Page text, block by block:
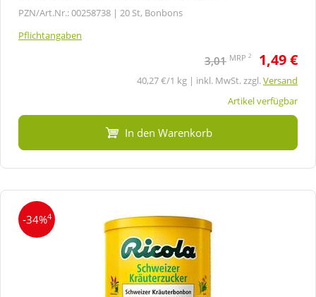
PZN/Art.Nr.: 00258738 | 20 St, Bonbons
Pflichtangaben
3,01 MRP 2 1,49 €
40,27 €/1 kg | inkl. MwSt. zzgl.Versand
Artikel verfügbar
In den Warenkorb
-34%4